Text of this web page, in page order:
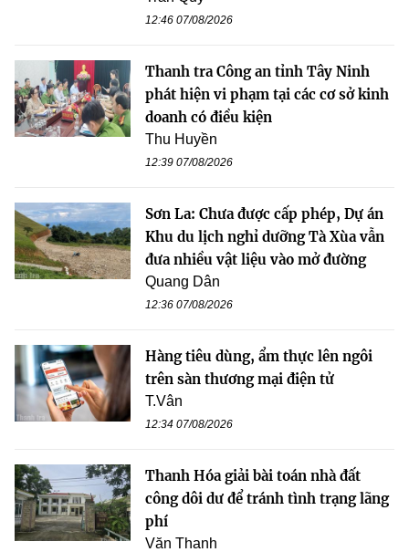
12:46 07/08/2026
Thanh tra Công an tỉnh Tây Ninh
phát hiện vi phạm tại các cơ sở kinh
doanh có điều kiện
Thu Huyền
12:39 07/08/2026
Sơn La: Chưa được cấp phép, Dự án
Khu du lịch nghỉ dưỡng Tà Xùa vẫn
đưa nhiều vật liệu vào mở đường
Quang Dân
12:36 07/08/2026
Hàng tiêu dùng, ẩm thực lên ngôi
trên sàn thương mại điện tử
T.Vân
12:34 07/08/2026
Thanh Hóa giải bài toán nhà đất
công dôi dư để tránh tình trạng lãng
phí
Văn Thanh